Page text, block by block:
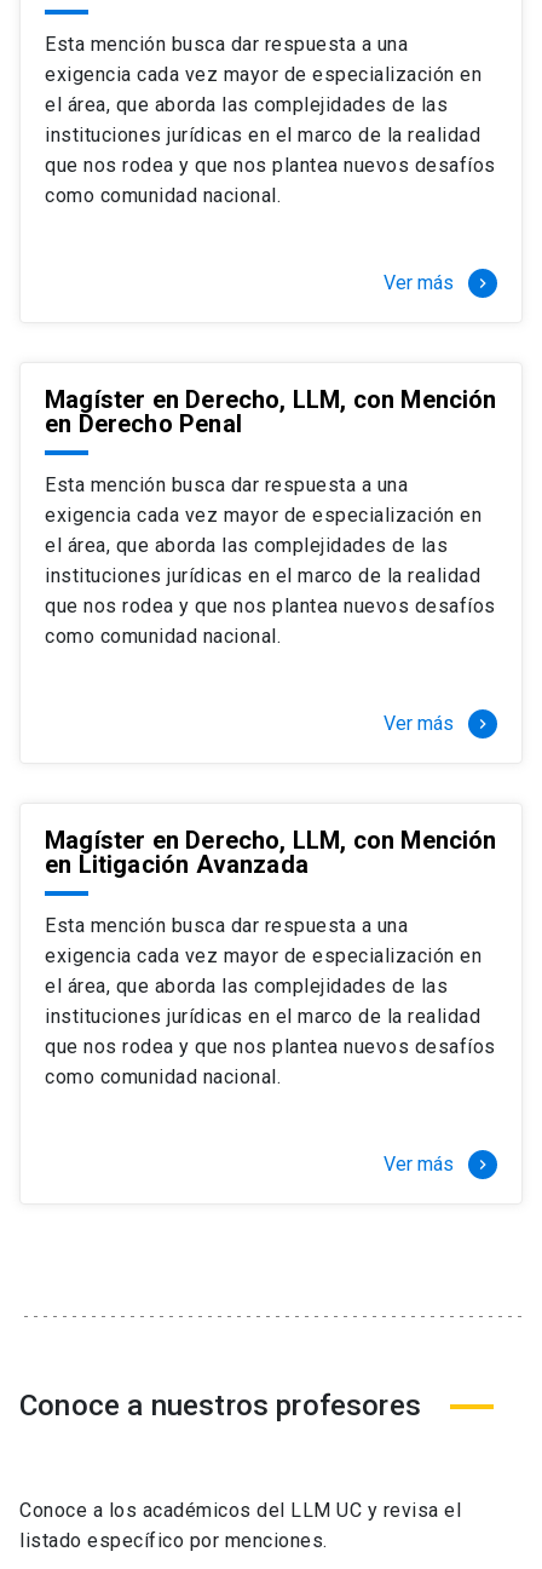
Esta mención busca dar respuesta a una
exigencia cada vez mayor de especialización en
el área, que aborda las complejidades de las
instituciones jurídicas en el marco de la realidad
que nos rodea y que nos plantea nuevos desafíos
como comunidad nacional.
Ver más keyboard_arrow_right
Magíster en Derecho, LLM, con Mención
en Derecho Penal
Esta mención busca dar respuesta a una
exigencia cada vez mayor de especialización en
el área, que aborda las complejidades de las
instituciones jurídicas en el marco de la realidad
que nos rodea y que nos plantea nuevos desafíos
como comunidad nacional.
Ver más keyboard_arrow_right
Magíster en Derecho, LLM, con Mención
en Litigación Avanzada
Esta mención busca dar respuesta a una
exigencia cada vez mayor de especialización en
el área, que aborda las complejidades de las
instituciones jurídicas en el marco de la realidad
que nos rodea y que nos plantea nuevos desafíos
como comunidad nacional.
Ver más keyboard_arrow_right
Conoce a nuestros profesores
Conoce a los académicos del LLM UC y revisa el
listado específico por menciones.